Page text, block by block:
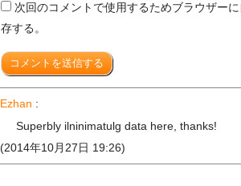
次回のコメントで使用するためブラウザー
存する。
コメントを送信する
Ezhan :
Superbly ilninimatulg data here, thanks!
(2014年10月27日 19:26)